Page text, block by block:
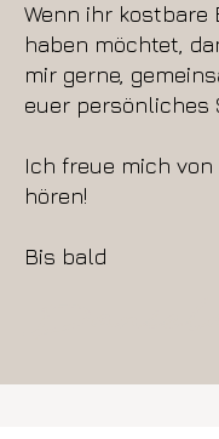
Wenn ihr kostbare
haben möchtet,
mir gerne,
euer persönliches
Ich freue mich von
hören!
Bis bald